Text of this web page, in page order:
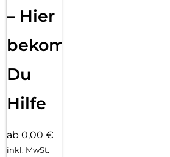
– Hier
bekommst
Du
Hilfe
ab 0,00 €
inkl. MwSt.